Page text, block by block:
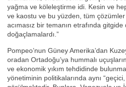
yağma ve köleleştirme idi. Kesin ve
ve kaostu ve bu yüzden, tüm çözümler
acımasız bir temanın etrafında
doğaçlamalardı.”
Pompeo’nun Güney Amerika’dan
oradan Ortadoğu’ya hummalı
ve ekonomik yıkım tehdidinde
yönetiminin politikalarında aynı